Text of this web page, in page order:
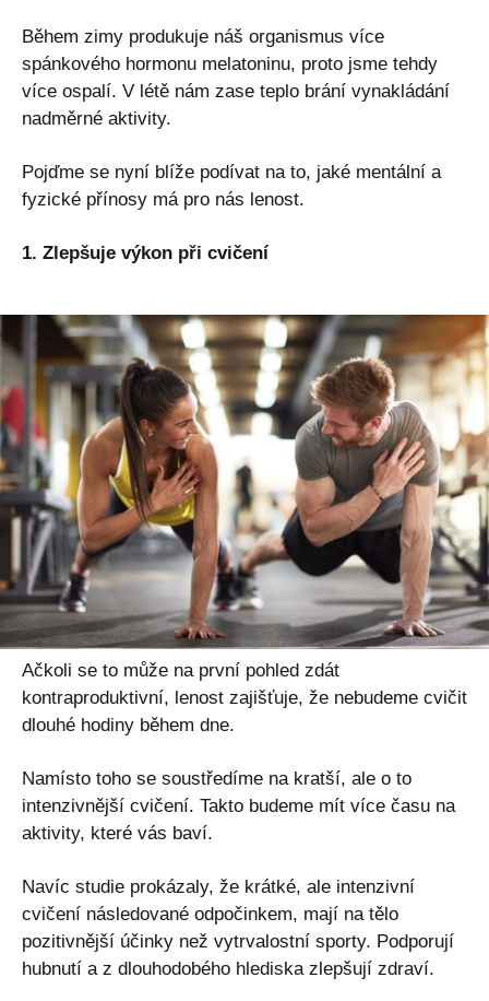
Během zimy produkuje náš organismus více
spánkového hormonu melatoninu, proto jsme tehdy
více ospalí. V létě nám zase teplo brání vynakládání
nadměrné aktivity.
Pojďme se nyní blíže podívat na to, jaké mentální a
fyzické přínosy má pro nás lenost.
1. Zlepšuje výkon při cvičení
Ačkoli se to může na první pohled zdát
kontraproduktivní, lenost zajišťuje, že nebudeme cvičit
dlouhé hodiny během dne.
Namísto toho se soustředíme na kratší, ale o to
intenzivnější cvičení. Takto budeme mít více času na
aktivity, které vás baví.
Navíc studie prokázaly, že krátké, ale intenzivní
cvičení následované odpočinkem, mají na tělo
pozitivnější účinky než vytrvalostní sporty. Podporují
hubnutí a z dlouhodobého hlediska zlepšují zdraví.